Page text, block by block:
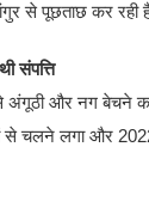
से पूछताछ कर रही
संपत्ति
अंगूठी और नग बेचने
से चलने लगा और